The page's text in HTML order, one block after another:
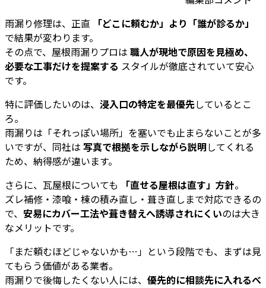
雨漏り修理は、正直
「どこに頼むか」より「誰が診るか」
で結果が変わります。
その点で、屋根雨漏りプロは 職人が現地で原因を見極め、
必要な工事だけを提案する スタイルが徹底されていて安心
です。
特に評価したいのは、 浸入口の特定を最優先しているとこ
ろ。
雨漏りは「それっぽい場所」を塞いでも止まらないことが多
いですが、同社は 写真で根拠を示しながら説明してくれる
ため、納得感が違います。
さらに、瓦屋根についても
「直せる屋根は直す」方針。
ズレ補修・漆喰・棟の積み直し・葺き直しまで対応できるの
で、 安易にカバー工法や葺き替えへ誘導されにくいのは大き
なメリットです。
「まだ頼むほどじゃないかも…」という段階でも、まずは見
てもらう価値がある業者。
雨漏りで後悔したくない人には、 優先的に相談先に入れるべ